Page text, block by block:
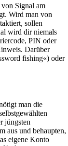
Signal am
Wird man von
sollen
wird dir niemals
PIN oder
Darüber
fishing«) oder
man die
jüngsten
aus und behaupten,
eigene Konto